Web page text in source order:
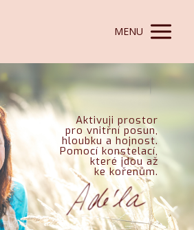
MENU
Aktivuji prostor
pro vnitřní posun,
hloubku a hojnost.
Pomocí konstelací,
které jdou až
ke kořenům.